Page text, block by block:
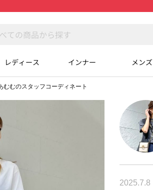
レディース インナー メンズ
むむのスタッフコーディネート
2025.7.8